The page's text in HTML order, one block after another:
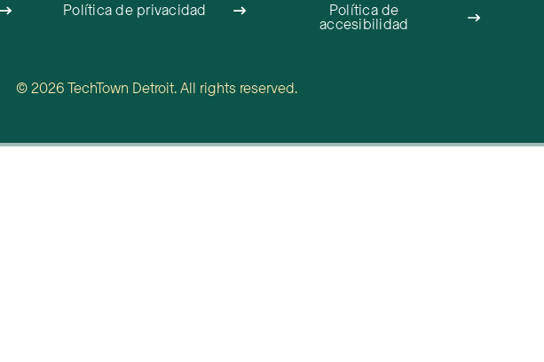
Política de privacidad Política de
accesibilidad
© 2026 TechTown Detroit. All rights reserved.